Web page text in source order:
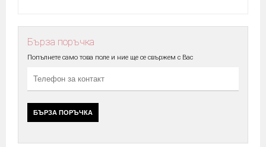
Бърза поръчка
Попълнете само това поле и ние ще се свържем с Вас
БЪРЗА ПОРЪЧКА